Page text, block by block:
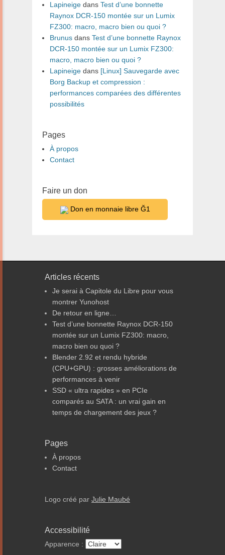
Lapineige dans Test d’une bonnette
Raynox DCR-150 montée sur un Lumix
FZ300: macro, macro bien ou quoi ?
Brunus dans Test d’une bonnette Raynox
DCR-150 montée sur un Lumix FZ300:
macro, macro bien ou quoi ?
Lapineige dans [Linux] Sauvegarde avec
Borg Backup et compression :
performances comparées des différentes
possibilités
Pages
À propos
Contact
Faire un don
Don en monnaie libre Ğ1
Articles récents
Je serai à Capitole du Libre pour vous
montrer Yunohost
De retour en ligne…
Test d’une bonnette Raynox DCR-150
montée sur un Lumix FZ300: macro,
macro bien ou quoi ?
Blender 2.92 et rendu hybride
(CPU+GPU) : grosses améliorations de
performances à venir
SSD « ultra rapides » en PCIe
comparés au SATA : un vrai gain en
temps de chargement des jeux ?
Pages
À propos
Contact
Logo créé par Julie Maubé
Accessibilité
Apparence :